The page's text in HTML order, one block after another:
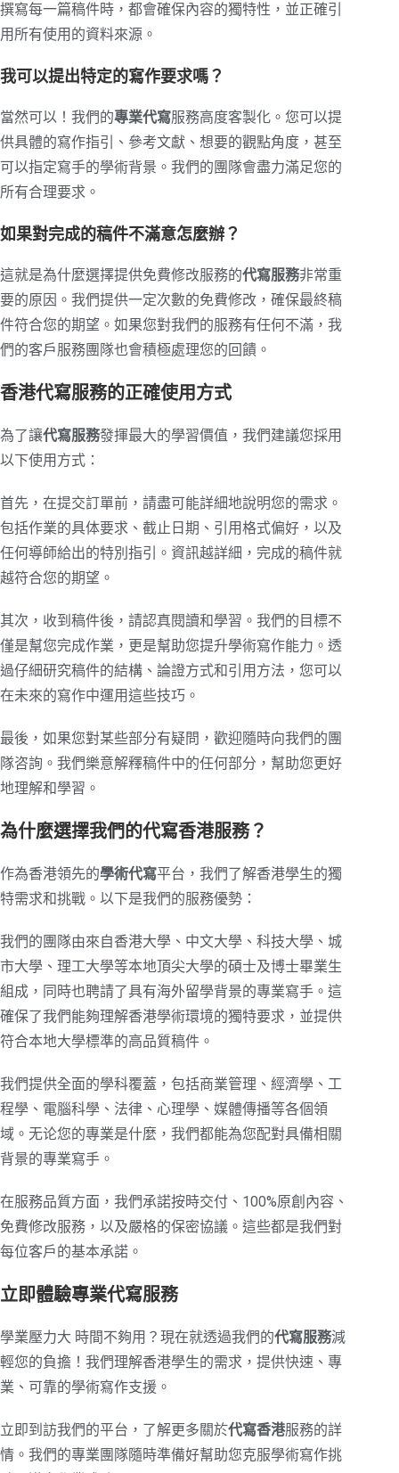
撰寫每一篇稿件時，都會確保內容的獨特性，並正確引
用所有使用的資料來源。
我可以提出特定的寫作要求嗎？
當然可以！我們的專業代寫服務高度客製化。您可以提
供具體的寫作指引、參考文獻、想要的觀點角度，甚至
可以指定寫手的學術背景。我們的團隊會盡力滿足您的
所有合理要求。
如果對完成的稿件不滿意怎麼辦？
這就是為什麼選擇提供免費修改服務的代寫服務非常重
要的原因。我們提供一定次數的免費修改，確保最終稿
件符合您的期望。如果您對我們的服務有任何不滿，我
們的客戶服務團隊也會積極處理您的回饋。
香港代寫服務的正確使用方式
為了讓代寫服務發揮最大的學習價值，我們建議您採用
以下使用方式：
首先，在提交訂單前，請盡可能詳細地說明您的需求。
包括作業的具体要求、截止日期、引用格式偏好，以及
任何導師給出的特別指引。資訊越詳細，完成的稿件就
越符合您的期望。
其次，收到稿件後，請認真閱讀和學習。我們的目標不
僅是幫您完成作業，更是幫助您提升學術寫作能力。透
過仔細研究稿件的結構、論證方式和引用方法，您可以
在未來的寫作中運用這些技巧。
最後，如果您對某些部分有疑問，歡迎隨時向我們的團
隊咨詢。我們樂意解釋稿件中的任何部分，幫助您更好
地理解和學習。
為什麼選擇我們的代寫香港服務？
作為香港領先的學術代寫平台，我們了解香港學生的獨
特需求和挑戰。以下是我們的服務優勢：
我們的團隊由來自香港大學、中文大學、科技大學、城
市大學、理工大學等本地頂尖大學的碩士及博士畢業生
組成，同時也聘請了具有海外留學背景的專業寫手。這
確保了我們能夠理解香港學術環境的獨特要求，並提供
符合本地大學標準的高品質稿件。
我們提供全面的學科覆蓋，包括商業管理、經濟學、工
程學、電腦科學、法律、心理學、媒體傳播等各個領
域。无论您的專業是什麼，我們都能為您配對具備相關
背景的專業寫手。
在服務品質方面，我們承諾按時交付、100%原創內容、
免費修改服務，以及嚴格的保密協議。這些都是我們對
每位客戶的基本承諾。
立即體驗專業代寫服務
學業壓力大 時間不夠用？現在就透過我們的代寫服務減
輕您的負擔！我們理解香港學生的需求，提供快速、專
業、可靠的學術寫作支援。
立即到訪我們的平台，了解更多關於代寫香港服務的詳
情。我們的專業團隊隨時準備好幫助您克服學術寫作挑